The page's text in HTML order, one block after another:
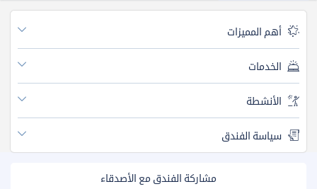
أهم المميزات
الخدمات
الأنشطة
سياسة الفندق
مشاركة الفندق مع الأصدقاء